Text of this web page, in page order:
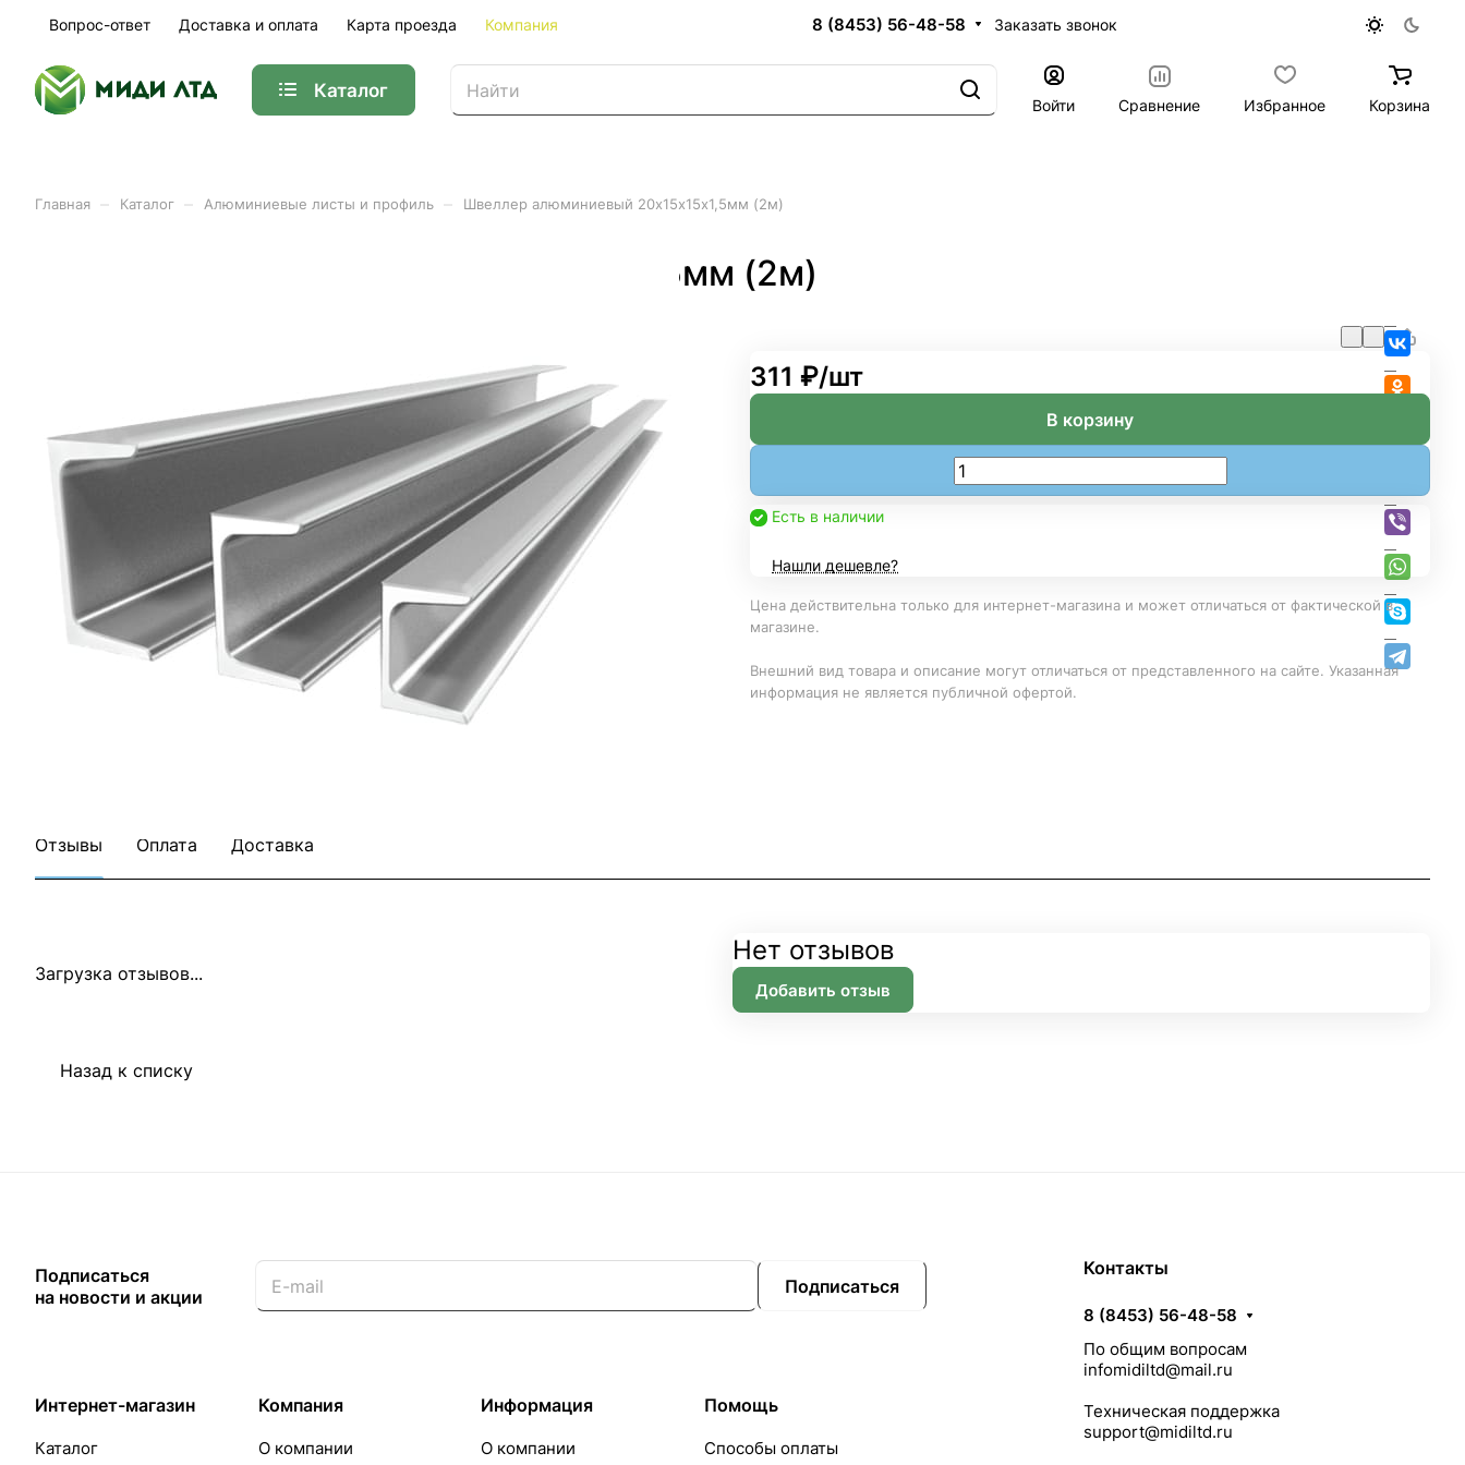
Вопрос-ответ Доставка и оплата Карта проезда Компания 8 (8453) 56-48-58 Заказать звонок
Каталог
Войти Сравнение Избранное Корзина
Главная Каталог Алюминиевые листы и профиль Швеллер алюминиевый 20х15х15х1,5мм (2м)
Швеллер алюминиевый 20х15х15х1,5мм (2м)
311 ₽/шт
В корзину
Есть в наличии
Нашли дешевле?
Цена действительна только для интернет-магазина и может отличаться от фактической в
магазине.
Внешний вид товара и описание могут отличаться от представленного на сайте. Указанная
информация не является публичной офертой.
Отзывы Оплата Доставка
Загрузка отзывов...
Нет отзывов
Добавить отзыв
Назад к списку
Подписаться
на новости и акции
Подписаться
Интернет-магазин
Каталог
Компания
О компании
Информация
О компании
Помощь
Способы оплаты
Контакты
8 (8453) 56-48-58
По общим вопросам
infomidiltd@mail.ru
Техническая поддержка
support@midiltd.ru